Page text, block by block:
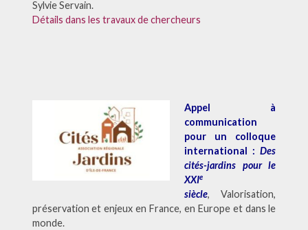
Sylvie Servain.
Détails dans les travaux de chercheurs
Appel à
communication
pour un colloque
international :Des
cités-jardins pour le
XXIe
siècle, Valorisation,
préservation et enjeux en France, en Europe et dans le
monde.